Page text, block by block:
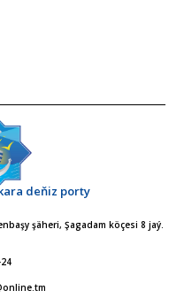
deňiz porty
şäheri, Şagadam köçesi 8 jaý.